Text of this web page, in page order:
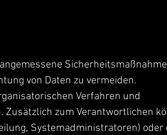
von Daten zu vermeiden.
Verfahren und
Zusätzlich zum Verantwortlichen
Systemadministratoren) oder